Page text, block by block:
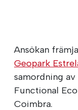
Ansökan
Geopark
samordning
Functional
Coimbra.